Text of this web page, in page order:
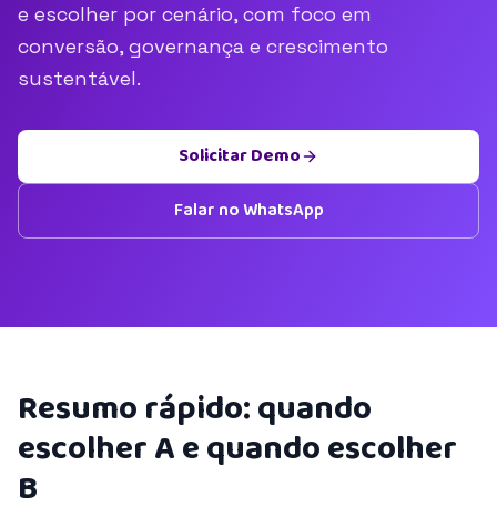
e escolher por cenário, com foco em
conversão, governança e crescimento
sustentável.
Solicitar Demo
Falar no WhatsApp
Resumo rápido: quando
escolher A e quando escolher
B